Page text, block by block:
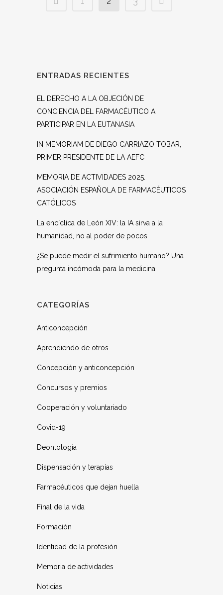
ENTRADAS RECIENTES
EL DERECHO A LA OBJECIÓN DE
CONCIENCIA DEL FARMACÉUTICO A
PARTICIPAR EN LA EUTANASIA
IN MEMORIAM DE DIEGO CARRIAZO TOBAR,
PRIMER PRESIDENTE DE LA AEFC
MEMORIA DE ACTIVIDADES 2025.
ASOCIACIÓN ESPAÑOLA DE FARMACÉUTICOS
CATÓLICOS
La encíclica de León XIV: la IA sirva a la
humanidad, no al poder de pocos
¿Se puede medir el sufrimiento humano? Una
pregunta incómoda para la medicina
CATEGORÍAS
Anticoncepción
Aprendiendo de otros
Concepción y anticoncepción
Concursos y premios
Cooperación y voluntariado
Covid-19
Deontología
Dispensación y terapias
Farmacéuticos que dejan huella
Final de la vida
Formación
Identidad de la profesión
Memoria de actividades
Noticias